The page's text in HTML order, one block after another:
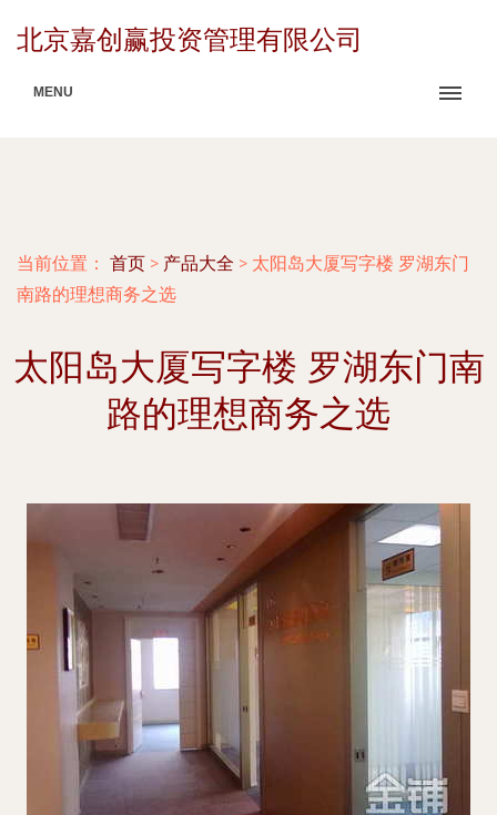
北京嘉创赢投资管理有限公司
MENU
当前位置： 首页 > 产品大全 > 太阳岛大厦写字楼 罗湖东门
南路的理想商务之选
太阳岛大厦写字楼 罗湖东门南
路的理想商务之选